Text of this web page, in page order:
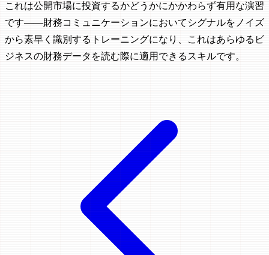
これは公開市場に投資するかどうかにかかわらず有用な演習
です——財務コミュニケーションにおいてシグナルをノイズ
から素早く識別するトレーニングになり、これはあらゆるビ
ジネスの財務データを読む際に適用できるスキルです。